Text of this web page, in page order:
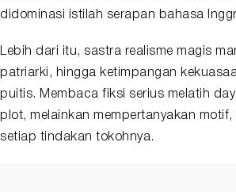
didominasi istilah serapan bahasa
Lebih dari itu, sastra realisme magis
patriarki, hingga ketimpangan
puitis. Membaca fiksi serius melatih
plot, melainkan mempertanyakan
setiap tindakan tokohnya.